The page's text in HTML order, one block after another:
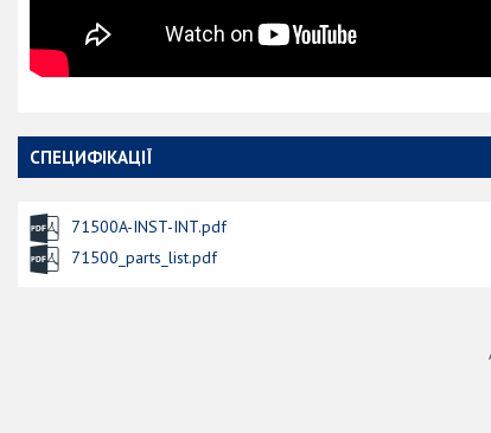
СПЕЦИФІКАЦІЇ
71500A-INST-INT.pdf
71500_parts_list.pdf